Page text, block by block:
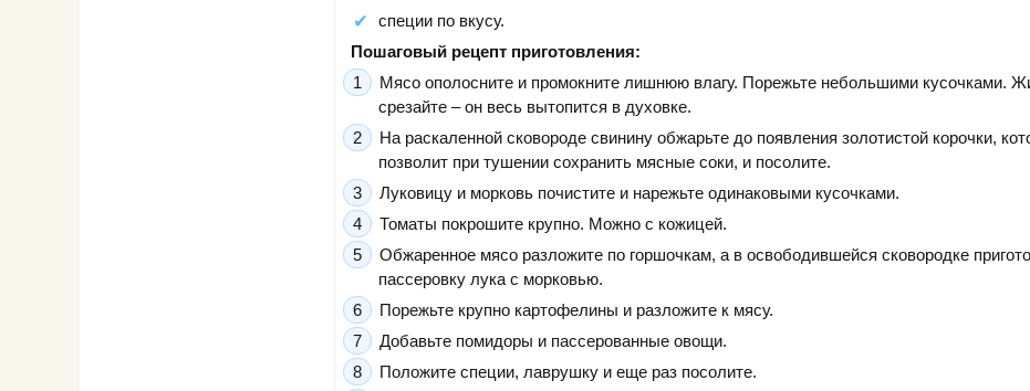
специи по вкусу.
Пошаговый рецепт приготовления:
Мясо ополосните и промокните лишнюю влагу. Порежьте небольшими кусочками.
срезайте – он весь вытопится в духовке.
На раскаленной сковороде свинину обжарьте до появления золотистой корочки,
позволит при тушении сохранить мясные соки, и посолите.
Луковицу и морковь почистите и нарежьте одинаковыми кусочками.
Томаты покрошите крупно. Можно с кожицей.
Обжаренное мясо разложите по горшочкам, а в освободившейся сковородке
пассеровку лука с морковью.
Порежьте крупно картофелины и разложите к мясу.
Добавьте помидоры и пассерованные овощи.
Положите специи, лаврушку и еще раз посолите.